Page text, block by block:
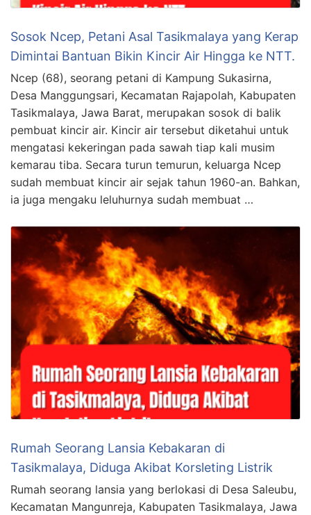
Sosok Ncep, Petani Asal Tasikmalaya yang Kerap
Dimintai Bantuan Bikin Kincir Air Hingga ke NTT.
Ncep (68), seorang petani di Kampung Sukasirna,
Desa Manggungsari, Kecamatan Rajapolah, Kabupaten
Tasikmalaya, Jawa Barat, merupakan sosok di balik
pembuat kincir air. Kincir air tersebut diketahui untuk
mengatasi kekeringan pada sawah tiap kali musim
kemarau tiba. Secara turun temurun, keluarga Ncep
sudah membuat kincir air sejak tahun 1960-an. Bahkan,
ia juga mengaku leluhurnya sudah membuat …
Rumah Seorang Lansia Kebakaran di
Tasikmalaya, Diduga Akibat Korsleting Listrik
Rumah seorang lansia yang berlokasi di Desa Saleubu,
Kecamatan Mangunreja, Kabupaten Tasikmalaya, Jawa